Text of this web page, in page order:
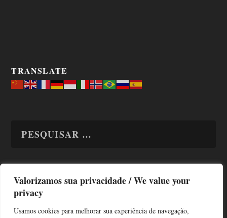
Valorizamos sua privacidade / We value your
privacy
Usamos cookies para melhorar sua experiência de navegação,
TRANSLATE
TODAS OS ASSUNTOS